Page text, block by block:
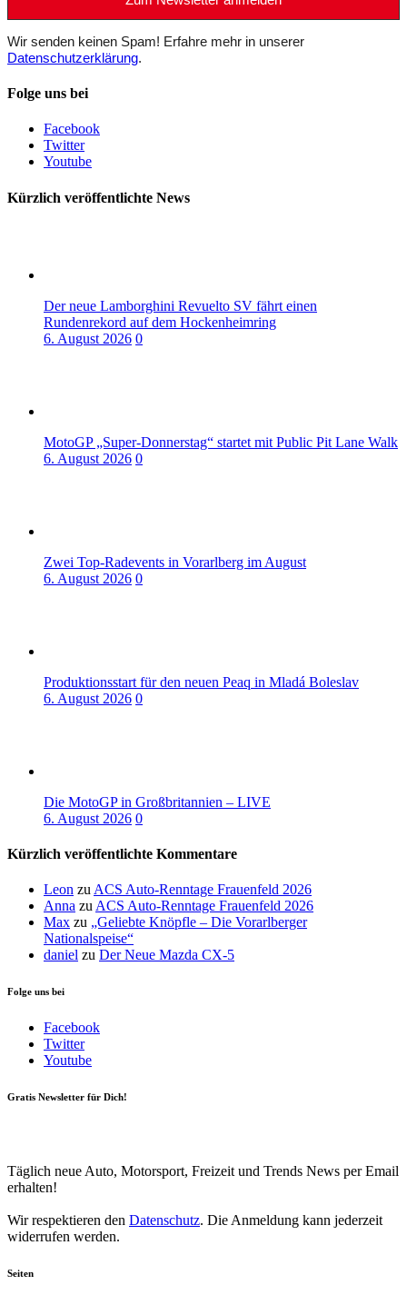
Wir senden keinen Spam! Erfahre mehr in unserer
Datenschutzerklärung.
Folge uns bei
Facebook
Twitter
Youtube
Kürzlich veröffentlichte News
Der neue Lamborghini Revuelto SV fährt einen
Rundenrekord auf dem Hockenheimring
6. August 2026 0
MotoGP „Super-Donnerstag“ startet mit Public Pit Lane Walk
6. August 2026 0
Zwei Top-Radevents in Vorarlberg im August
6. August 2026 0
Produktionsstart für den neuen Peaq in Mladá Boleslav
6. August 2026 0
Die MotoGP in Großbritannien – LIVE
6. August 2026 0
Kürzlich veröffentlichte Kommentare
Leon zuACS Auto-Renntage Frauenfeld 2026
Anna zuACS Auto-Renntage Frauenfeld 2026
Max zu „Geliebte Knöpfle – Die Vorarlberger
Nationalspeise“
daniel zu Der Neue Mazda CX-5
Folge uns bei
Facebook
Twitter
Youtube
Gratis Newsletter für Dich!
Täglich neue Auto, Motorsport, Freizeit und Trends News per Email
erhalten!
Wir respektieren den Datenschutz. Die Anmeldung kann jederzeit
widerrufen werden.
Seiten